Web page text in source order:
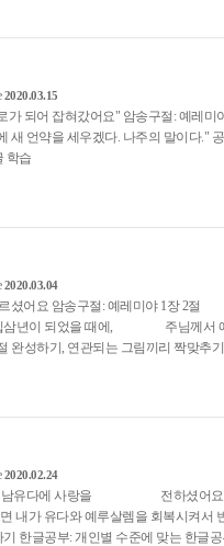
2020.03.15
가 되어 잡혀갔어요" 암송구절: 예레미
새 언약을 세우겠다. 나주의 말이다."
학습
2020.03.04
르셨어요 암송구절: 예레미야 1
십삼년이 되었을 때에, 주님께서
완성하기, 연관되는 그림끼리 짝맞추
2020.02.24
해 남유다에 사랑을 전하셨어요
유다와 예루살렘을 회복시켜서 번
기 한글공부: 개인별 수준에 맞는